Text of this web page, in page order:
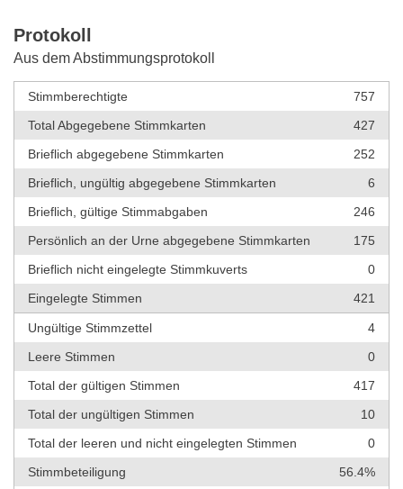
Protokoll
Aus dem Abstimmungsprotokoll
Stimmberechtigte
757
Total Abgegebene Stimmkarten
427
Brieflich abgegebene Stimmkarten
252
Brieflich, ungültig abgegebene Stimmkarten
6
Brieflich, gültige Stimmabgaben
246
Persönlich an der Urne abgegebene Stimmkarten
175
Brieflich nicht eingelegte Stimmkuverts
0
Eingelegte Stimmen
421
Ungültige Stimmzettel
4
Leere Stimmen
0
Total der gültigen Stimmen
417
Total der ungültigen Stimmen
10
Total der leeren und nicht eingelegten Stimmen
0
Stimmbeteiligung
56.4%